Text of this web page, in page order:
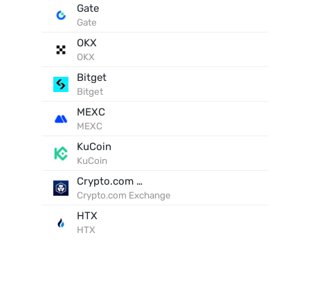
Gate
Gate
OKX
OKX
Bitget
Bitget
MEXC
MEXC
KuCoin
KuCoin
Crypto.com Exchange
Crypto.com Exchange
HTX
HTX